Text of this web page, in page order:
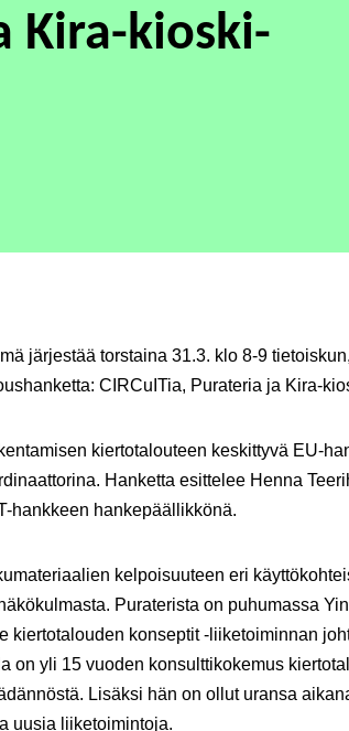
Kira-kioski-
järjestää torstaina 31.3. klo 8-9
CIRCuITia, Purateria ja Kira-
kiertotalouteen keskittyvä EU-
Hanketta esittelee Henna
hankkeen hankepäällikkönä.
kelpoisuuteen eri
Puraterista on puhumassa
kiertotalouden konseptit -liiketoiminnan
on yli 15 vuoden konsulttikokemus
Lisäksi hän on ollut uransa
uusia liiketoimintoja.